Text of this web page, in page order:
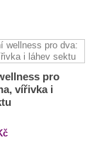
pro
vířivka i